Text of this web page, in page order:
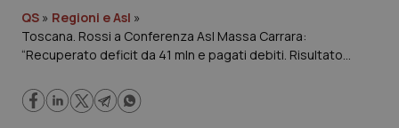
Governo e Parlamento
Regioni e Asl
Lavoro e Professioni
QS » Regioni e Asl »
Toscana. Rossi a Conferenza Asl Massa Carrara:
“Recuperato deficit da 41 mln e pagati debiti. Risultato